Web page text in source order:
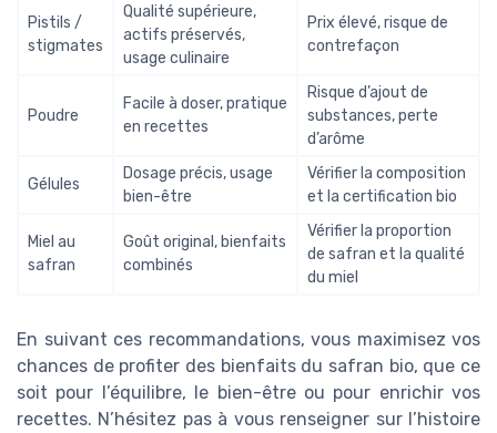
Pistils /
stigmates
Qualité supérieure,
actifs préservés,
usage culinaire
Prix élevé, risque de
contrefaçon
Poudre
Facile à doser, pratique
en recettes
Risque d’ajout de
substances, perte
d’arôme
Gélules
Dosage précis, usage
bien-être
Vérifier la composition
et la certification bio
Miel au
safran
Goût original, bienfaits
combinés
Vérifier la proportion
de safran et la qualité
du miel
En suivant ces recommandations, vous maximisez vos
chances de profiter des bienfaits du safran bio, que ce
soit pour l’équilibre, le bien-être ou pour enrichir vos
recettes. N’hésitez pas à vous renseigner sur l’histoire